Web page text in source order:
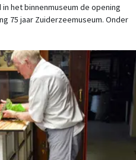
in het binnenmuseum de opening
75 jaar Zuiderzeemuseum. Onder